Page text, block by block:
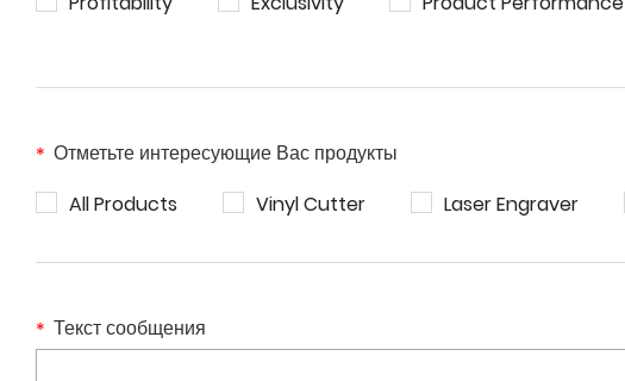
Отметьте интересующие Вас продукты
All Products
Vinyl Cutter Laser Engraver
Текст сообщения